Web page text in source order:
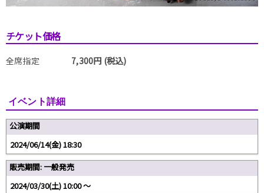
チケット価格
全席指定 7,300円 (税込)
イベント詳細
公演期間
2024/06/14(金) 18:30
販売期間: 一般発売
2024/03/30(土) 10:00 ～